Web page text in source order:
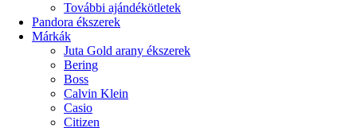
További ajándékötletek
Pandora ékszerek
Márkák
Juta Gold arany ékszerek
Bering
Boss
Calvin Klein
Casio
Citizen